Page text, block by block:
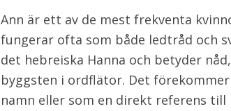
Ann är ett av de mest frekventa
fungerar ofta som både ledtråd och
det hebreiska Hanna och betyder
byggsten i ordflätor. Det
namn eller som en direkt referens